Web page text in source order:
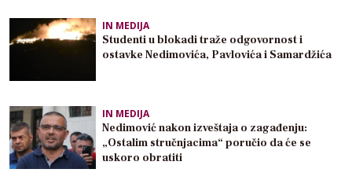
IN MEDIJA
Studenti u blokadi traže odgovornost i
ostavke Nedimovića, Pavlovića i Samardžića
IN MEDIJA
Nedimović nakon izveštaja o zagađenju:
„Ostalim stručnjacima“ poručio da će se
uskoro obratiti